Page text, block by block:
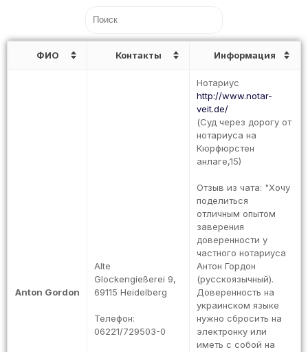
ФИО Контакты Информация
Anton Gordon
Alte
Glockengießerei 9,
69115 Heidelberg
Телефон:
06221/729503-0
Нотариус
http://www.notar-
veit.de/
(Суд через дорогу от
нотариуса на
Кюрфюрстен
анлаге,15)
Отзыв из чата: "Хочу
поделиться
отличным опытом
заверения
доверенности у
частного нотариуса
Антон Гордон
(русскоязычный).
Доверенность на
украинском языке
нужно сбросить на
электронку или
иметь с собой на